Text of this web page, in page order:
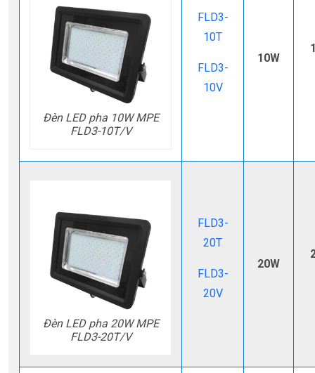
Đèn LED pha 10W MPE
FLD3-10T/V
FLD3-
10T
FLD3-
10V
10W
Đèn LED pha 20W MPE
FLD3-20T/V
FLD3-
20T
FLD3-
20V
20W